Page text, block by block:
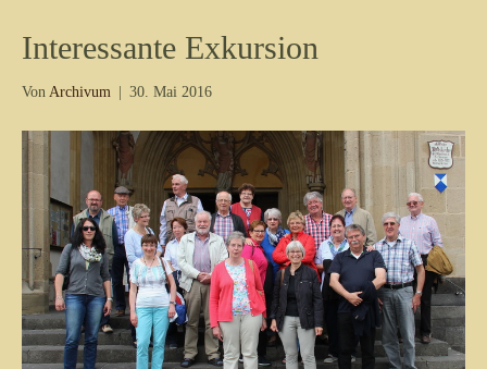
Interessante Exkursion
Von Archivum 30. Mai 2016